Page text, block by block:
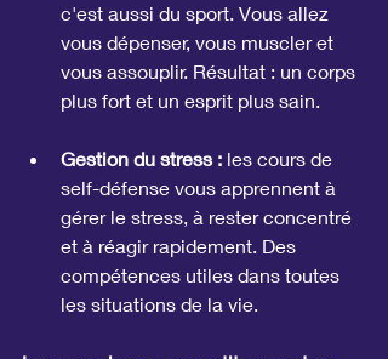
c'est aussi du sport. Vous allez
vous dépenser, vous muscler et
vous assouplir. Résultat : un corps
plus fort et un esprit plus sain.
Gestion du stress : les cours de
self-défense vous apprennent à
gérer le stress, à rester concentré
et à réagir rapidement. Des
compétences utiles dans toutes
les situations de la vie.